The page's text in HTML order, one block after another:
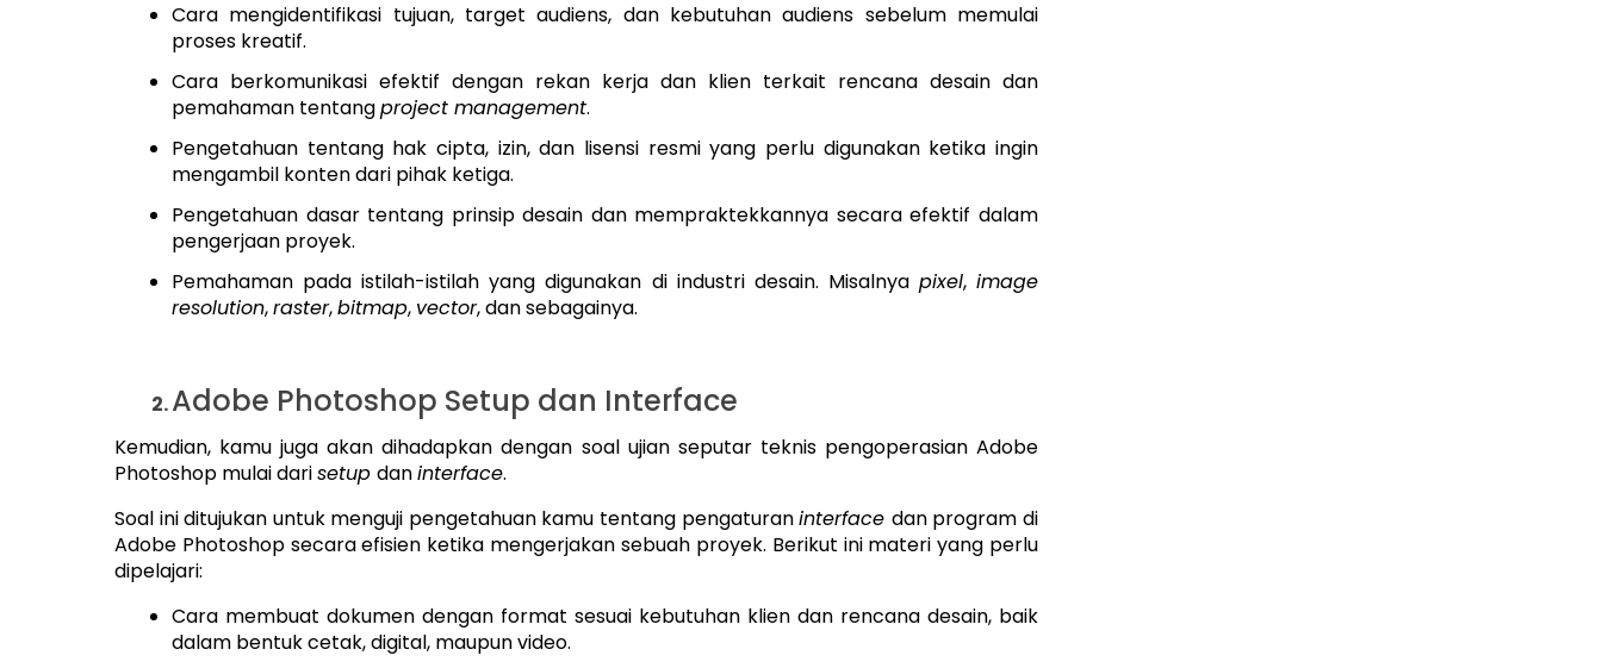
Cara mengidentifikasi tujuan, target audiens, dan kebutuhan audiens sebelum memulai
proses kreatif.
Cara berkomunikasi efektif dengan rekan kerja dan klien terkait rencana desain dan
pemahaman tentangproject management.
Pengetahuan tentang hak cipta, izin, dan lisensi resmi yang perlu digunakan ketika ingin
mengambil konten dari pihak ketiga.
Pengetahuan dasar tentang prinsip desain dan mempraktekkannya secara efektif dalam
pengerjaan proyek.
Pemahaman pada istilah-istilah yang digunakan di industri desain. Misalnya pixel,image
resolution,raster,bitmap, vector, dan sebagainya.
Adobe Photoshop Setup dan Interface
Kemudian, kamu juga akan dihadapkan dengan soal ujian seputar teknis pengoperasian Adobe
Photoshop mulai darisetup daninterface.
Soal ini ditujukan untuk menguji pengetahuan kamu tentang pengaturaninterface dan program di
Adobe Photoshop secara efisien ketika mengerjakan sebuah proyek. Berikut ini materi yang perlu
dipelajari:
Cara membuat dokumen dengan format sesuai kebutuhan klien dan rencana desain, baik
dalam bentuk cetak, digital, maupun video.